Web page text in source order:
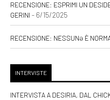
RECENSIONE: ESPRIMI UN
GERINI - 6/15/2025
RECENSIONE: NESSUNƏ È
INTERVISTE
INTERVISTA A DESIRIA, DAL